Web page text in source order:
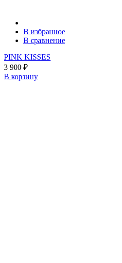
В избранное
В сравнение
PINK KISSES
3 900 ₽
В корзину